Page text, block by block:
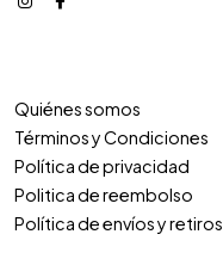
Quiénes somos
Términos y Condiciones
Política de privacidad
Politica de reembolso
Política de envíos y retiros